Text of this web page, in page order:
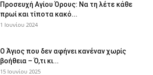
Προσευχή Αγίου Όρους: Να τη λέτε κάθε
πρωί και τίποτα κακό...
1 Ιουνίου 2024
Ο Άγιος που δεν αφήνει κανέναν χωρίς
βοήθεια – Ό,τι κι...
15 Ιουνίου 2025